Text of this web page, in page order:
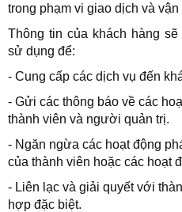
trong phạm vi giao dịch và
Thông tin của khách hàng
sử dụng để:
- Cung cấp các dịch vụ đến
- Gửi các thông báo về các
thành viên và người quản trị.
- Ngăn ngừa các hoạt động
của thành viên hoặc các hoạt
- Liên lạc và giải quyết với
hợp đặc biệt.